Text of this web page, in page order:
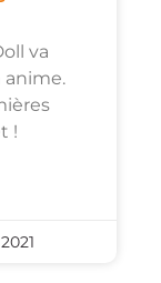
va
anime.
!